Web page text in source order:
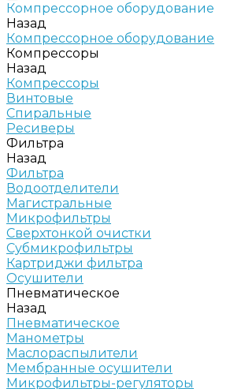
Компрессорное оборудование
Назад
Компрессорное оборудование
Компрессоры
Назад
Компрессоры
Винтовые
Спиральные
Ресиверы
Фильтра
Назад
Фильтра
Водоотделители
Магистральные
Микрофильтры
Сверхтонкой очистки
Субмикрофильтры
Картриджи фильтра
Осушители
Пневматическое
Назад
Пневматическое
Манометры
Маслораспылители
Мембранные осушители
Микрофильтры-регуляторы